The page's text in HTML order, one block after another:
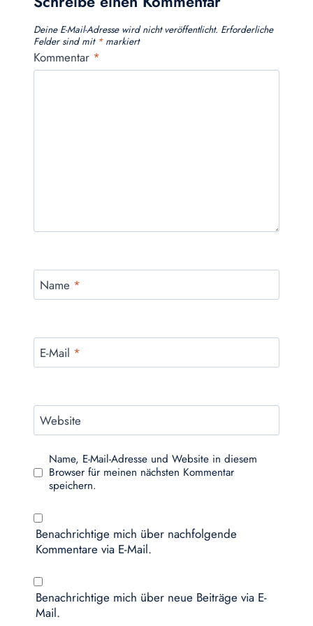
Deine E-Mail-Adresse wird nicht veröffentlicht. Erforderliche
Felder sind mit *markiert
Kommentar *
Name *
E-Mail *
Website
Name, E-Mail-Adresse und Website in diesem
Browser für meinen nächsten Kommentar
speichern.
Benachrichtige mich über nachfolgende
Kommentare via E-Mail.
Benachrichtige mich über neue Beiträge via E-
Mail.